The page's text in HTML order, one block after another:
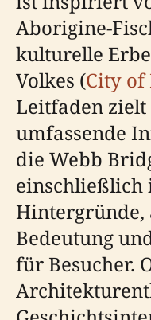
Aborigine-
kulturelle
Volkes (City
Leitfaden
umfassende
die Webb
einschließlich
Bedeutung
für Besucher.